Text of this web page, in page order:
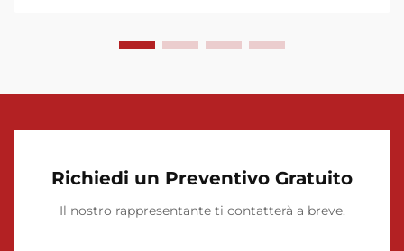
Richiedi un Preventivo Gratuito
Il nostro rappresentante ti contatterà a breve.